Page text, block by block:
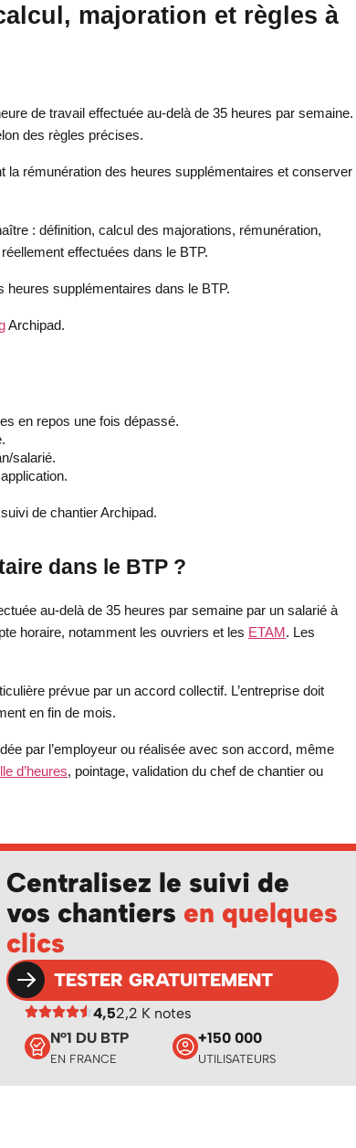
majoration et règles à
de travail effectuée au-delà de 35 heures par semaine.
des règles précises.
la rémunération des heures supplémentaires et conserver
: définition, calcul des majorations, rémunération,
effectuées dans le BTP.
supplémentaires dans le BTP.
Archipad.
en repos une fois dépassé.
salarié.
de chantier Archipad.
dans le BTP ?
au-delà de 35 heures par semaine par un salarié à
horaire, notamment les ouvriers et les ETAM . Les
prévue par un accord collectif. L’entreprise doit
en fin de mois.
par l’employeur ou réalisée avec son accord, même
d’heures, pointage, validation du chef de chantier ou
Centralisez le suivi de
vos chantiers en quelques
clics
TESTER GRATUITEMENT
4,52,2 K notes
N°1 DU BTP
EN FRANCE
+150 000
UTILISATEURS